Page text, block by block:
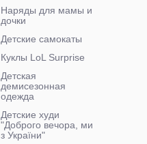
Наряды для мамы и
дочки
Детские самокаты
Куклы LoL Surprise
Детская
демисезонная
одежда
Детские худи
"Доброго вечора, ми
з України"